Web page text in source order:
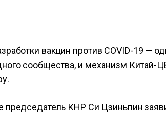
вакцин против COVID-19 —
сообщества, и механизм Китай-
председатель КНР Си Цзиньпин